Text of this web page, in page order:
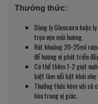
Thưởng thức:
Dùng ly Glencairn hoặc
trọn vẹn mũi hương.
Rót khoảng 20-25ml
để hương vị phát triển
Có thể thêm 1-2 giọt
biệt làm nổi bật khói nhẹ
Thưởng thức kèm với sô
hòa trong vị giác.